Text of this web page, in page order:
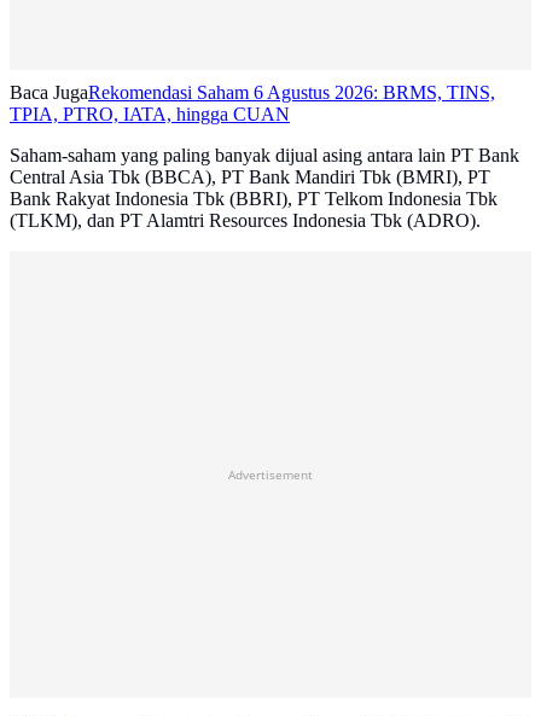
Baca JugaRekomendasi Saham 6 Agustus 2026: BRMS, TINS,
TPIA, PTRO, IATA, hingga CUAN
Saham-saham yang paling banyak dijual asing antara lain PT Bank
Central Asia Tbk (BBCA), PT Bank Mandiri Tbk (BMRI), PT
Bank Rakyat Indonesia Tbk (BBRI), PT Telkom Indonesia Tbk
(TLKM), dan PT Alamtri Resources Indonesia Tbk (ADRO).
Advertisement